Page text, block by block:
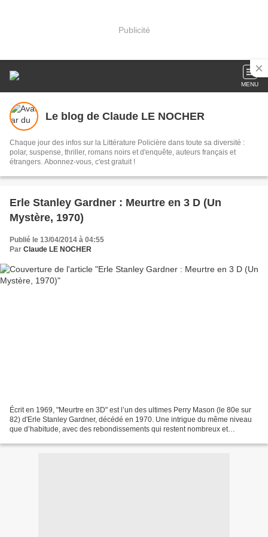
Publicité
MENU
Le blog de Claude LE NOCHER
Chaque jour des infos sur la Littérature Policière dans toute sa diversité :
polar, suspense, thriller, romans noirs et d'enquête, auteurs français et
étrangers. Abonnez-vous, c'est gratuit !
Erle Stanley Gardner : Meurtre en 3 D (Un
Mystère, 1970)
Publié le 13/04/2014 à 04:55
Par Claude LE NOCHER
Écrit en 1969, "Meurtre en 3D" est l’un des ultimes Perry Mason (le 80e sur
82) d'Erle Stanley Gardner, décédé en 1970. Une intrigue du même niveau
que d’habitude, avec des rebondissements qui restent nombreux et